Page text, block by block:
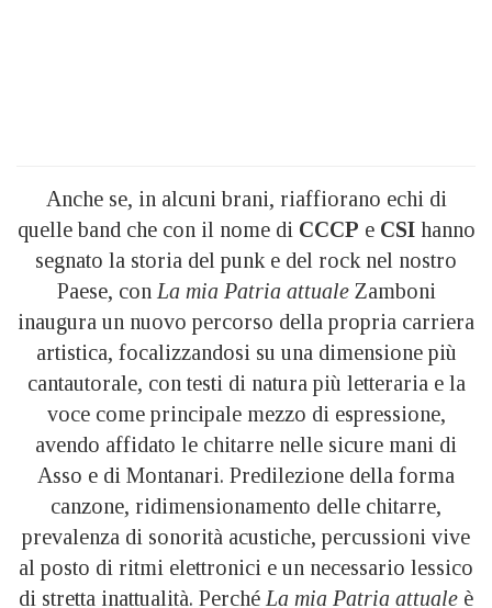
Anche se, in alcuni brani, riaffiorano echi di
quelle band che con il nome di CCCP e CSIhanno
segnato la storia del punk e del rock nel nostro
Paese, con La mia Patria attualeZamboni
inaugura un nuovo percorso della propria carriera
artistica, focalizzandosi su una dimensione più
cantautorale, con testi di natura più letteraria e la
voce come principale mezzo di espressione,
avendo affidato le chitarre nelle sicure mani di
Asso e di Montanari. Predilezione della forma
canzone, ridimensionamento delle chitarre,
prevalenza di sonorità acustiche, percussioni vive
al posto di ritmi elettronici e un necessario lessico
di stretta inattualità. Perché La mia Patria attuale è